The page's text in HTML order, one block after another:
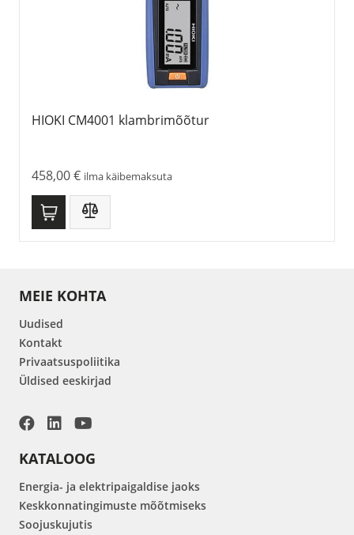
HIOKI CM4001 klambrimõõtur
458,00€ ilma käibemaksuta
MEIE KOHTA
Uudised
Kontakt
Privaatsuspoliitika
Üldised eeskirjad
KATALOOG
Energia- ja elektripaigaldise jaoks
Keskkonnatingimuste mõõtmiseks
Soojuskujutis